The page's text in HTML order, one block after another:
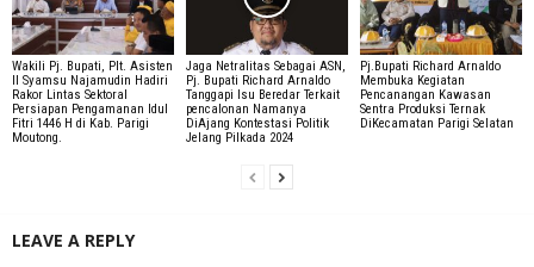
Wakili Pj. Bupati, Plt. Asisten
II Syamsu Najamudin Hadiri
Rakor Lintas Sektoral
Persiapan Pengamanan Idul
Fitri 1446 H di Kab. Parigi
Moutong.
Jaga Netralitas Sebagai ASN,
Pj. Bupati Richard Arnaldo
Tanggapi Isu Beredar Terkait
pencalonan Namanya
DiAjang Kontestasi Politik
Jelang Pilkada 2024
Pj.Bupati Richard Arnaldo
Membuka Kegiatan
Pencanangan Kawasan
Sentra Produksi Ternak
DiKecamatan Parigi Selatan
LEAVE A REPLY